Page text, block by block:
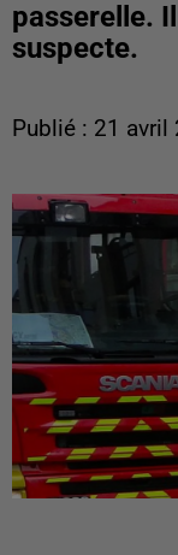
passerelle.
suspecte.
Publié : 21